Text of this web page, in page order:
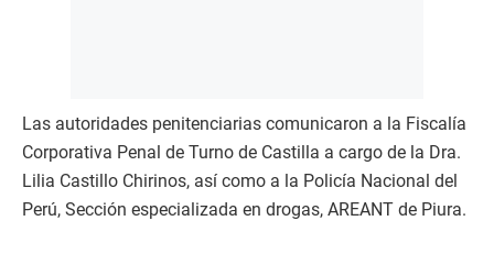
Las autoridades penitenciarias comunicaron a la Fiscalía
Corporativa Penal de Turno de Castilla a cargo de la Dra.
Lilia Castillo Chirinos, así como a la Policía Nacional del
Perú, Sección especializada en drogas, AREANT de Piura.